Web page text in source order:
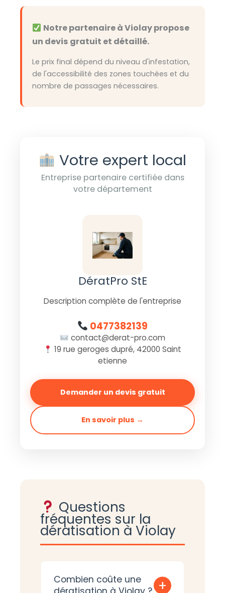
Notre partenaire à Violay propose
un devis gratuit et détaillé.
Le prix final dépend du niveau d'infestation,
de l'accessibilité des zones touchées et du
nombre de passages nécessaires.
Votre expert local
Entreprise partenaire certifiée dans
votre département
DératPro StE
Description complète de l'entreprise
0477382139
contact@derat-pro.com
19 rue geroges dupré, 42000 Saint
etienne
Demander un devis gratuit
En savoir plus →
Questions
fréquentes sur la
dératisation à Violay
Combien coûte une
+